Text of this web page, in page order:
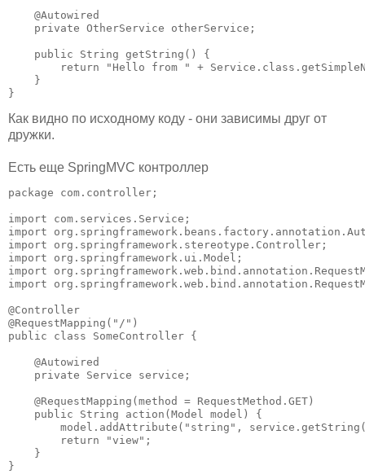
    @Autowired
    private OtherService otherService;
    public String getString() {
return "Hello from " +
    }
}
Как видно по исходному коду - они зависимы друг от
дружки.
Есть еще SpringMVC контроллер
package com.controller;
import com.services.Service;
import
import org.springframework.stereotype.Controller;
import org.springframework.ui.Model;
import
import
@Controller
@RequestMapping("/")
public class SomeController {
    @Autowired
    private Service service;
    @RequestMapping(method = RequestMethod.GET)
    public String action(Model model) {
model.addAttribute("string",
        return "view";
    }
}